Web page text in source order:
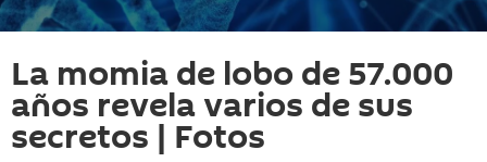
La momia de lobo de 57.000
años revela varios de sus
secretos | Fotos